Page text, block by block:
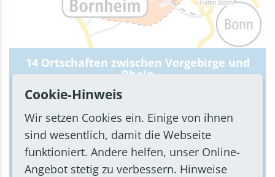
14 Ortschaften zwischen Vorgebirge und
Rhein
Bornheim. 14 Orte. Eine Stadt. – Erfahren Sie mehr
über die Besonderheiten der einzelnen Orte
zwischen Vorgebirge und Rhein.
Jetzt mehr erfahren
Cookie-Hinweis
Wir setzen Cookies ein. Einige von ihnen
sind wesentlich, damit die Webseite
funktioniert. Andere helfen, unser Online-
Angebot stetig zu verbessern. Hinweise